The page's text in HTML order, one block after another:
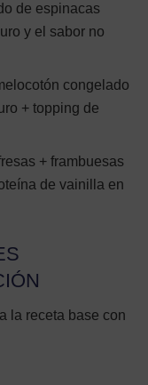
de espinacas
y el sabor no
congelado
+ topping de
+ frambuesas
de vainilla en
la receta base con